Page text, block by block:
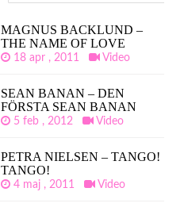
MAGNUS BACKLUND –
THE NAME OF LOVE
18 apr , 2011 Video
SEAN BANAN – DEN
FÖRSTA SEAN BANAN
5 feb , 2012 Video
PETRA NIELSEN – TANGO!
TANGO!
4 maj , 2011 Video